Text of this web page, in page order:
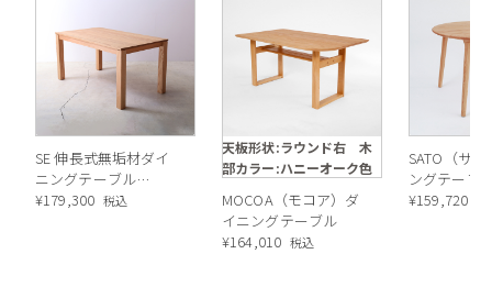
SE 伸長式無垢材ダイ
ニングテーブル
OAK(オーク) *
¥179,300 税込
天板形状:ラウンド右 木
部カラー:ハニーオーク色
MOCOA（モコア）ダ
イニングテーブル
¥164,010 税込
SATO（サ
ングテーブ
OAK W1100
¥159,720